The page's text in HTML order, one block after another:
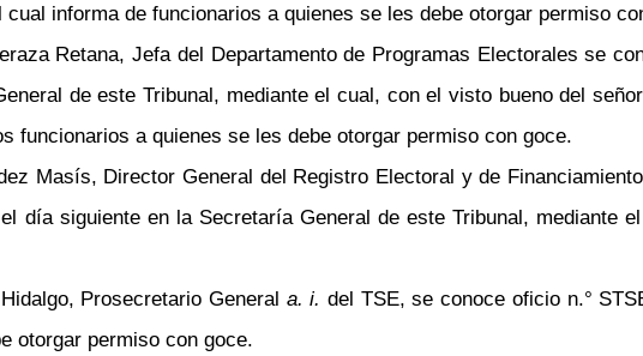
informa de funcionarios a quienes se les debe otorgar permiso
Retana, Jefa del Departamento de Programas Electorales se
de este Tribunal, mediante el cual, con el visto bueno del
funcionarios a quienes se les debe otorgar permiso con goce.
Masís, Director General del Registro Electoral y de
día siguiente en la Secretaría General de este Tribunal, mediante
Prosecretario General a. i. del TSE, se conoce oficio n.°
otorgar permiso con goce.